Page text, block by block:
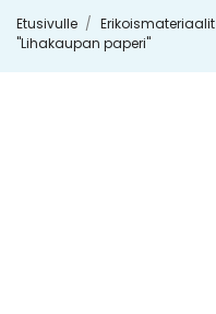
Etusivulle Erikoismateriaalit
"Lihakaupan paperi"